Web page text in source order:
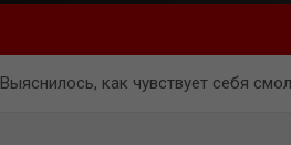
Выяснилось, как чувствует себя